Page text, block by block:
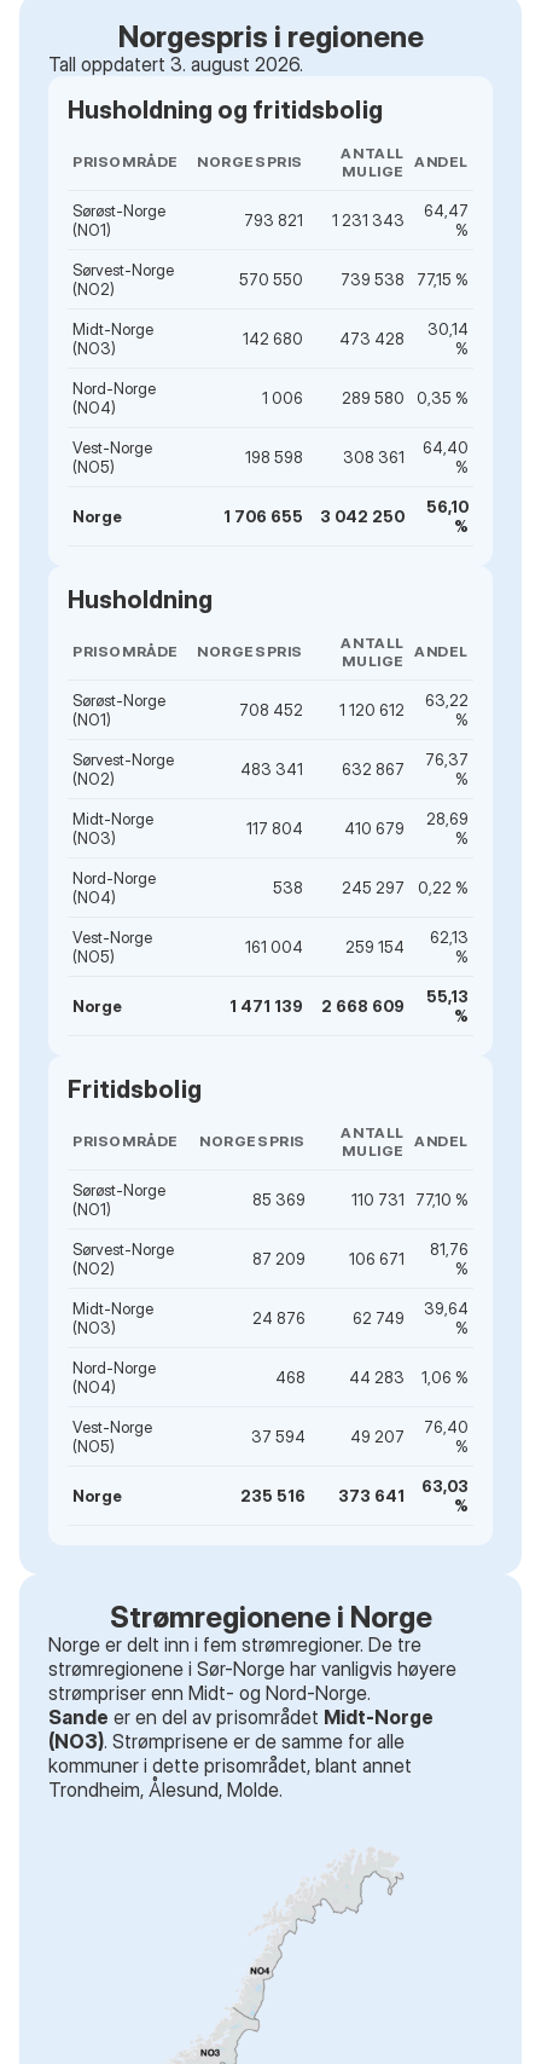
Norgespris i regionene
Tall oppdatert 3. august 2026.
Husholdning og fritidsbolig
PRISOMRÅDE NORGESPRIS
ANTALL
MULIGE
ANDEL
Sørøst-Norge
(NO1)
793 821 1 231 343
64,47
%
Sørvest-Norge
(NO2)
570 550 739 538 77,15 %
Midt-Norge
(NO3)
142 680 473 428
30,14
%
Nord-Norge
(NO4)
1 006 289 580 0,35 %
Vest-Norge
(NO5)
198 598 308 361
64,40
%
Norge 1 706 655 3 042 250
56,10
%
Husholdning
PRISOMRÅDE NORGESPRIS
ANTALL
MULIGE
ANDEL
Sørøst-Norge
(NO1)
708 452 1 120 612
63,22
%
Sørvest-Norge
(NO2)
483 341 632 867
76,37
%
Midt-Norge
(NO3)
117 804 410 679
28,69
%
Nord-Norge
(NO4)
538 245 297 0,22 %
Vest-Norge
(NO5)
161 004 259 154
62,13
%
Norge 1 471 139 2 668 609
55,13
%
Fritidsbolig
PRISOMRÅDE NORGESPRIS
ANTALL
MULIGE
ANDEL
Sørøst-Norge
(NO1)
85 369 110 731 77,10 %
Sørvest-Norge
(NO2)
87 209 106 671
81,76
%
Midt-Norge
(NO3)
24 876 62 749
39,64
%
Nord-Norge
(NO4)
468 44 283 1,06 %
Vest-Norge
(NO5)
37 594 49 207
76,40
%
Norge 235 516 373 641
63,03
%
Strømregionene i Norge
Norge er delt inn i fem strømregioner. De tre
strømregionene i Sør-Norge har vanligvis høyere
strømpriser enn Midt- og Nord-Norge.
Sande er en del av prisområdet Midt-Norge
(NO3). Strømprisene er de samme for alle
kommuner i dette prisområdet, blant annet
Trondheim, Ålesund, Molde.